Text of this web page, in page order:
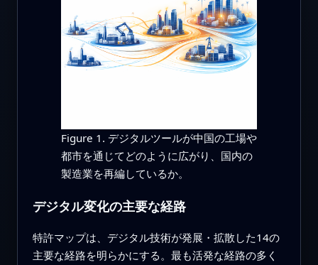
Figure 1. デジタルツールが中国の工場や
都市を通じてどのように広がり、国内の
製造業を再編しているか。
デジタル変化の主要な経路
特許マップは、デジタル技術が発展・拡散した14の
主要な経路を明らかにする。最も活発な経路の多く